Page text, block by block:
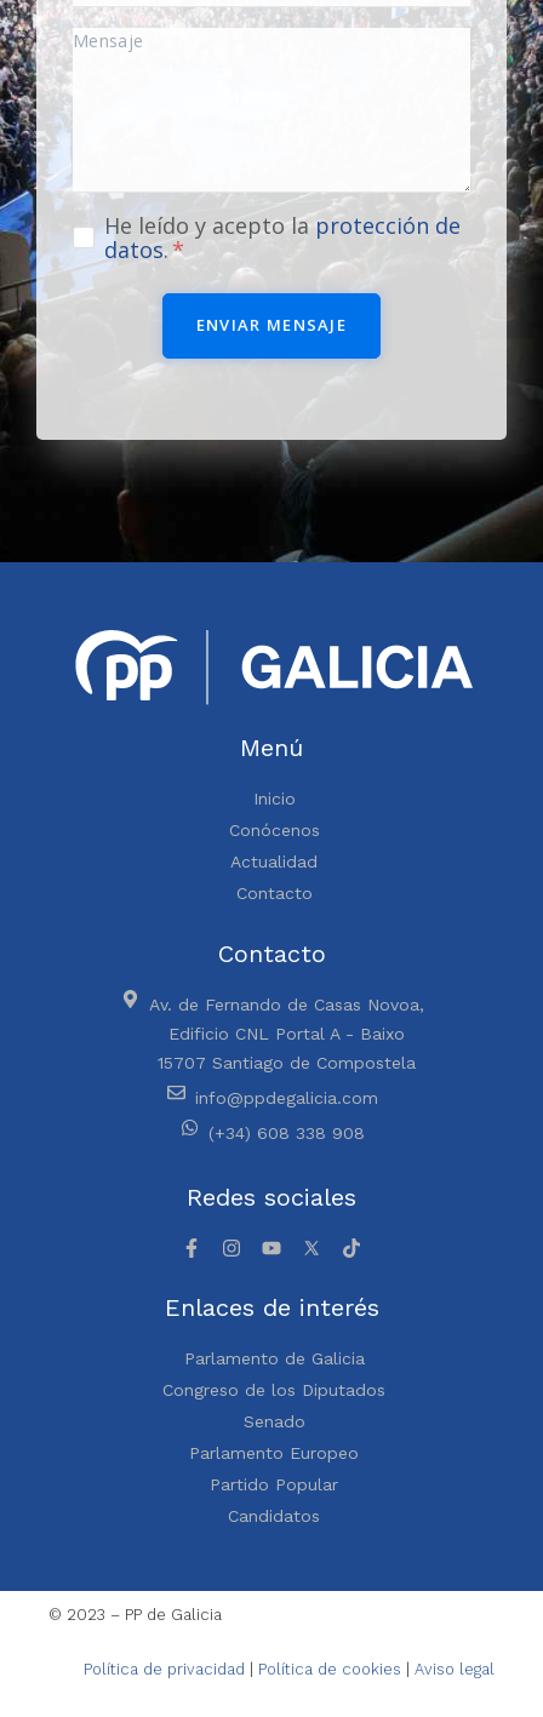
He leído y acepto laprotección de
datos.
ENVIAR MENSAJE
Menú
Inicio
Conócenos
Actualidad
Contacto
Contacto
Av. de Fernando de Casas Novoa,
Edificio CNL Portal A - Baixo
15707 Santiago de Compostela
info@ppdegalicia.com
(+34) 608 338 908
Redes sociales
Enlaces de interés
Parlamento de Galicia
Congreso de los Diputados
Senado
Parlamento Europeo
Partido Popular
Candidatos
© 2023 – PP de Galicia
Política de privacidad Política de cookies Aviso legal